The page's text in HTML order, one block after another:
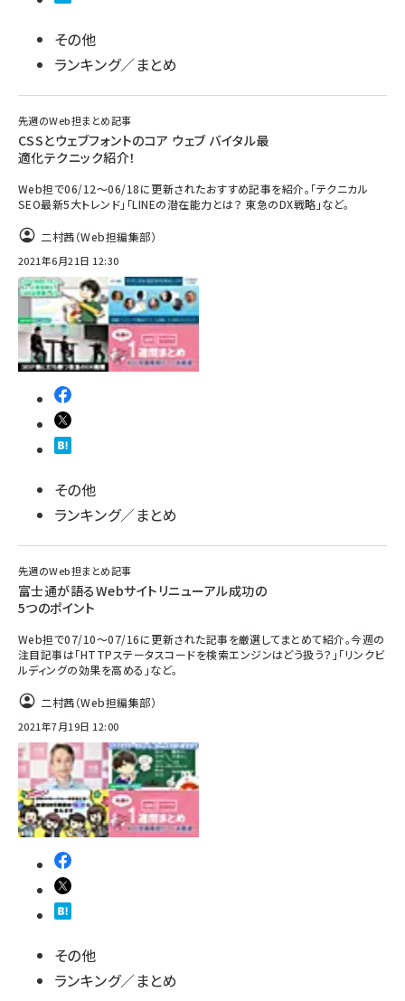
その他
ランキング／まとめ
先週のWeb担まとめ記事
CSSとウェブフォントのコア ウェブ バイタル最
適化テクニック紹介！
Web担で06/12～06/18に更新されたおすすめ記事を紹介。「テクニカル
SEO最新5大トレンド」「LINEの潜在能力とは？ 東急のDX戦略」など。
二村茜（Web担編集部）
2021年6月21日 12:30
その他
ランキング／まとめ
先週のWeb担まとめ記事
富士通が語るWebサイトリニューアル成功の
5つのポイント
Web担で07/10～07/16に更新された記事を厳選してまとめて紹介。今週の
注目記事は「HTTPステータスコードを検索エンジンはどう扱う？」「リンクビ
ルディングの効果を高める」など。
二村茜（Web担編集部）
2021年7月19日 12:00
その他
ランキング／まとめ